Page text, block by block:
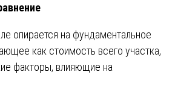
опирается на фундаментальное
как стоимость всего участка,
факторы, влияющие на